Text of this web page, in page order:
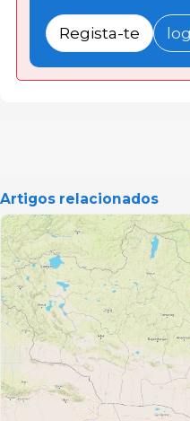
Regista-te
Artigos relacionados